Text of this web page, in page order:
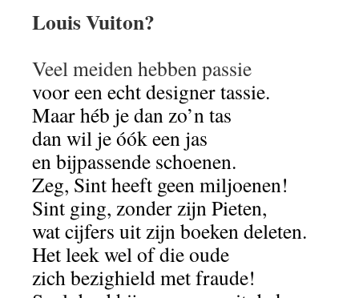
Louis Vuiton?
Veel meiden hebben passie
voor een echt designer tassie.
Maar héb je dan zo’n tas
dan wil je óók een jas
en bijpassende schoenen.
Zeg, Sint heeft geen miljoenen!
Sint ging, zonder zijn Pieten,
wat cijfers uit zijn boeken deleten.
Het leek wel of die oude
zich bezighield met fraude!